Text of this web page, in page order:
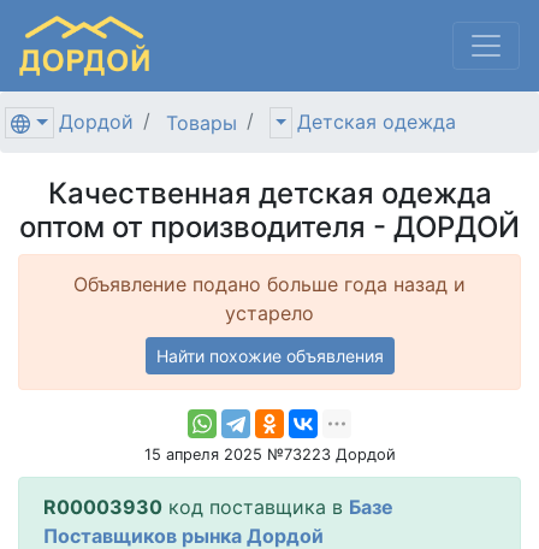
Дордой Товары Детская одежда
Качественная детская одежда
оптом от производителя - ДОРДОЙ
Объявление подано больше года назад и
устарело
Найти похожие объявления
15 апреля 2025 №73223 Дордой
R00003930 код поставщика в Базе
Поставщиков рынка Дордой